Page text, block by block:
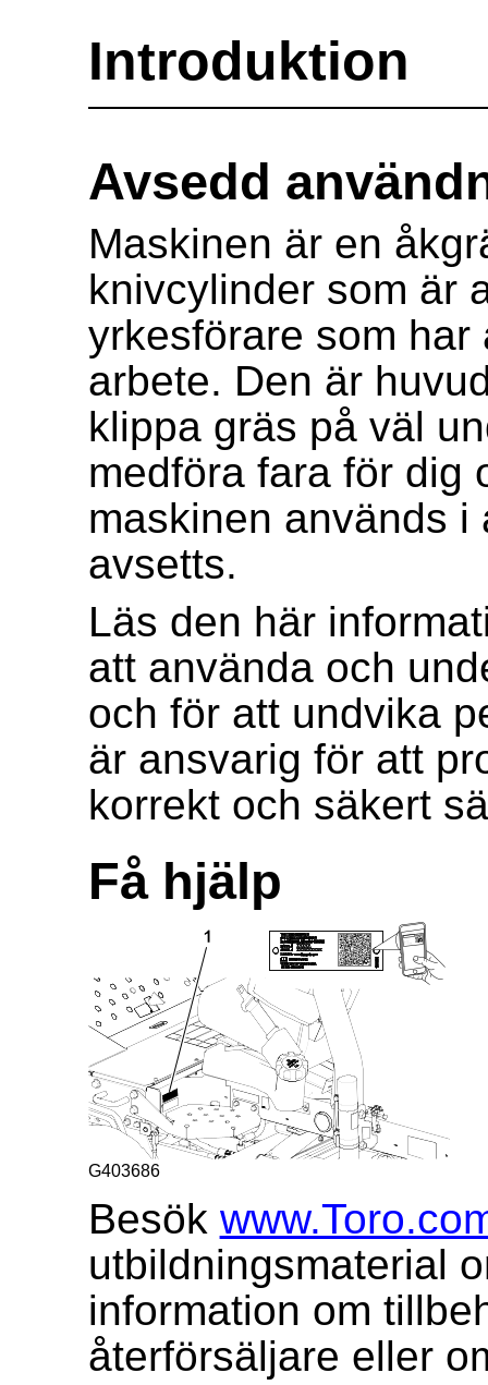
Introduktion
Avsedd
Maskinen är en
knivcylinder som är
yrkesförare som
arbete. Den är
klippa gräs på väl
medföra fara för dig
maskinen används i
avsetts.
Läs den här
att använda och
och för att undvika
är ansvarig för att
korrekt och säkert
Få hjälp
G403686
Besök
utbildningsmaterial
information om
återförsäljare eller